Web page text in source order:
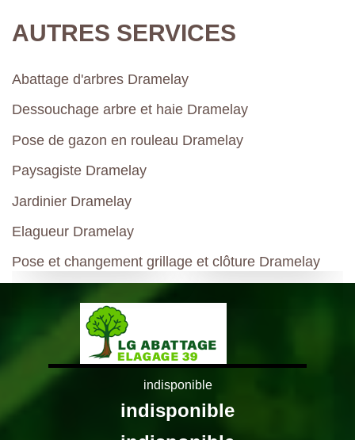
AUTRES SERVICES
Abattage d'arbres Dramelay
Dessouchage arbre et haie Dramelay
Pose de gazon en rouleau Dramelay
Paysagiste Dramelay
Jardinier Dramelay
Elagueur Dramelay
Pose et changement grillage et clôture Dramelay
indisponible
indisponible